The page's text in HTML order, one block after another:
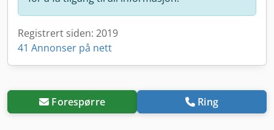
Registrert siden: 2019
41 Annonser på nett
Forespørre Ring